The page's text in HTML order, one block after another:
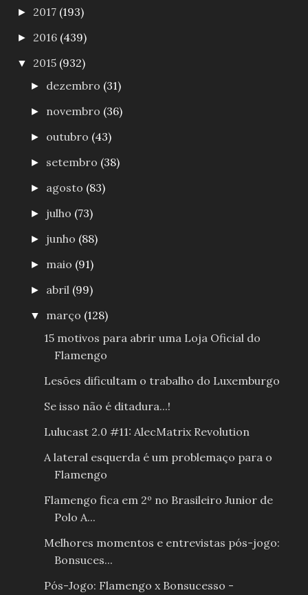
► 2017 (193)
► 2016 (439)
▼ 2015 (932)
► dezembro (31)
► novembro (36)
► outubro (43)
► setembro (38)
► agosto (83)
► julho (73)
► junho (88)
► maio (91)
► abril (99)
▼ março (128)
15 motivos para abrir uma Loja Oficial do
Flamengo
Lesões dificultam o trabalho do Luxemburgo
Se isso não é ditadura...!
Lulucast 2.0 #11: AlecMatrix Revolution
A lateral esquerda é um problemaço para o
Flamengo
Flamengo fica em 2º no Brasileiro Junior de
Polo A...
Melhores momentos e entrevistas pós-jogo:
Bonsuces...
Pós-Jogo: Flamengo x Bonsucesso -